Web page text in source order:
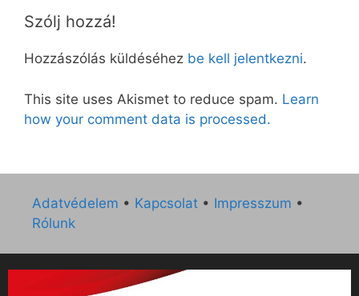
Szólj hozzá!
Hozzászólás küldéséhez be kell jelentkezni.
This site uses Akismet to reduce spam. Learn
how your comment data is processed.
Adatvédelem • Kapcsolat • Impresszum •
Rólunk